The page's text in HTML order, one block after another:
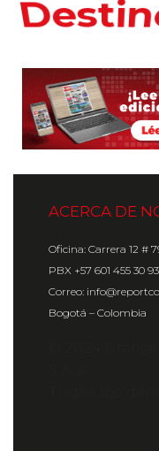
ACERCA DE
Oficina: Carrera 12 #
PBX +57 601 455 30
Correo:
Bogotá – Colombia